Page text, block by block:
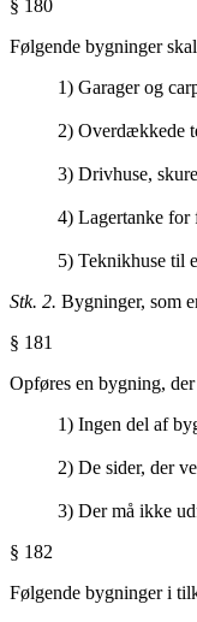
§ 180
Følgende bygninger
1) Garager og
2) Overdækkede
3) Drivhuse,
4) Lagertanke for
5) Teknikhuse til
Stk. 2. Bygninger, som
§ 181
Opføres en bygning,
1) Ingen del af
2) De sider, der
3) Der må ikke
§ 182
Følgende bygninger i